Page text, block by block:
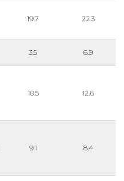
19.7 22.3
3.5 6.9
10.5 12.6
9.1 8.4